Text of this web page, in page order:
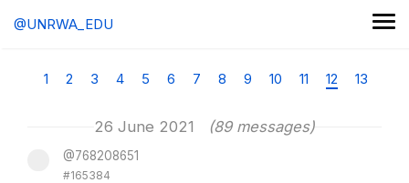
@UNRWA_EDU
1 2 3 4 5 6 7 8 9 10 11 12 13
26 June 2021 (89 messages)
@768208651
#165384